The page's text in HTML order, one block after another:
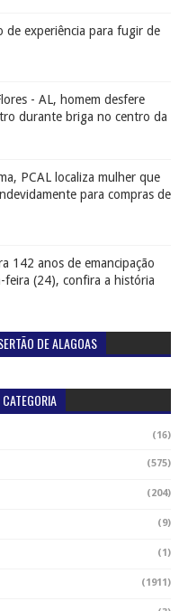
de experiência para fugir de
- AL, homem desfere
durante briga no centro da
PCAL localiza mulher que
para compras de
142 anos de emancipação
feira (24), confira a história
DE ALAGOAS
(16)
(575)
(204)
(9)
(1)
(1911)